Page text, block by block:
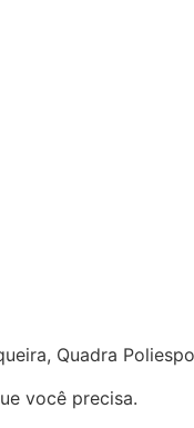
Quadra
você precisa.